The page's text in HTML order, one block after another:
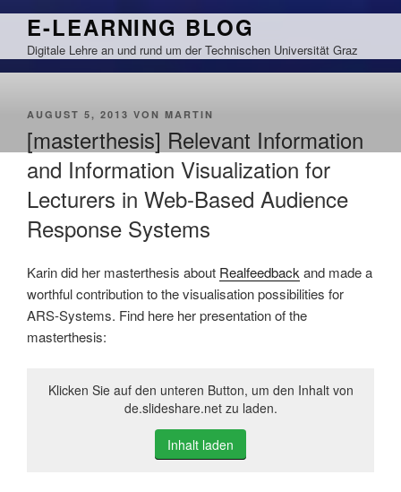
Zum
springen
E-LEARNING BLOG
Digitale Lehre an und rund um der Technischen Universität Graz
VERÖFFENTLICHT
AUGUST 5, 2013 VON MARTIN
[masterthesis] Relevant Information
and Information Visualization for
Lecturers in Web-Based Audience
Response Systems
Karin did her masterthesis about Realfeedbackand made a
worthful contribution to the visualisation possibilities for
ARS-Systems. Find here her presentation of the
masterthesis:
Klicken Sie auf den unteren Button, um den Inhalt von
de.slideshare.net zu laden.
Inhalt laden